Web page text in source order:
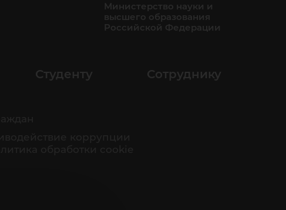
Министерство науки и
высшего образования
Российской Федерации
Студенту Сотруднику